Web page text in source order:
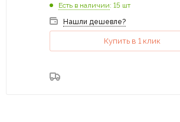
Есть в наличии: 15 шт
Нашли дешевле?
Купить в 1 клик